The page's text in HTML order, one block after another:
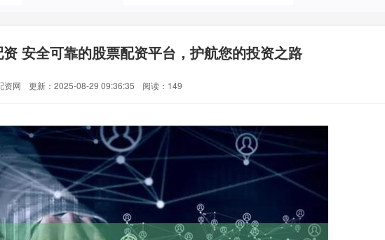
安全可靠的股票配资平台，护航您的投资之路
资网 更新：2025-08-29 09:36:35 阅读：149